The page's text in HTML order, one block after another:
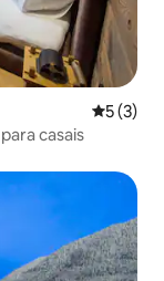
5 de
5 (3)
casais